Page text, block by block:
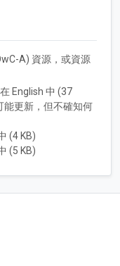
A) 資源，或資源
English 中 (37
能更新，但不確知何
(4 KB)
(5 KB)